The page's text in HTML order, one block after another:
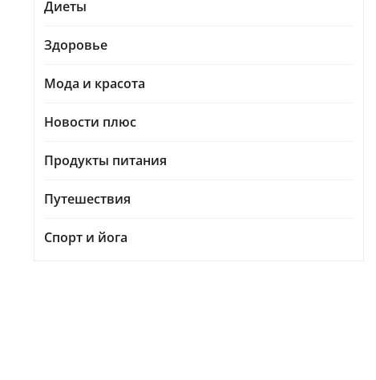
Диеты
Здоровье
Мода и красота
Новости плюс
Продукты питания
Путешествия
Спорт и йога